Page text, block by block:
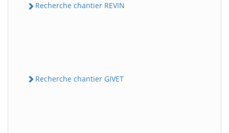
Recherche chantier REVIN
Recherche chantier GIVET